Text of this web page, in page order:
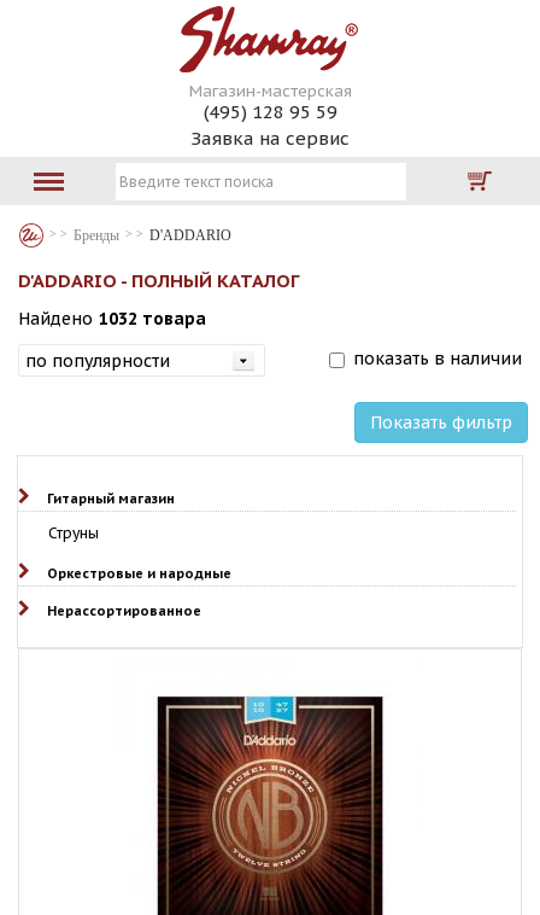
Магазин-мастерская
(495) 128 95 59
Заявка на сервис
Бренды D'ADDARIO
D'ADDARIO - ПОЛНЫЙ КАТАЛОГ
Найдено 1032 товара
показать в наличии
Показать фильтр
Гитарный магазин
Струны
Оркестровые и народные
Нерассортированное